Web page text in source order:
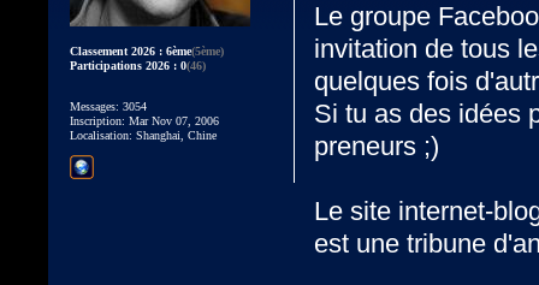
Le groupe
invitation de tous
quelques fois
Si tu as des idées
preneurs ;)
Le site internet-
est une tribune
Classement 2026 : 6ème(5ème)
Participations 2026 : 0(46)
Messages: 3054
Inscription: Mar Nov 07, 2006
Localisation: Shanghai, Chine